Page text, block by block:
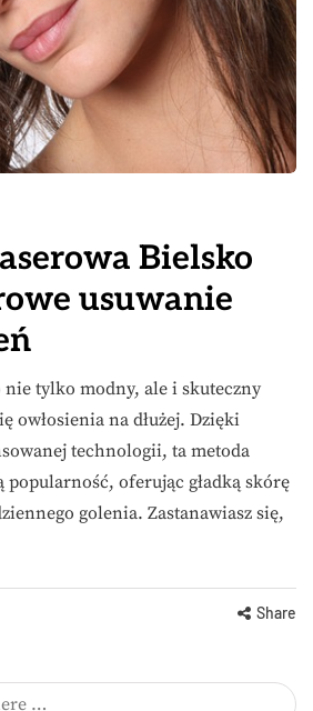
Bielsko
usuwanie
nie tylko modny, ale i skuteczny
owłosienia na dłużej. Dzięki
technologii, ta metoda
popularność, oferując gładką skórę
golenia. Zastanawiasz się,
Share